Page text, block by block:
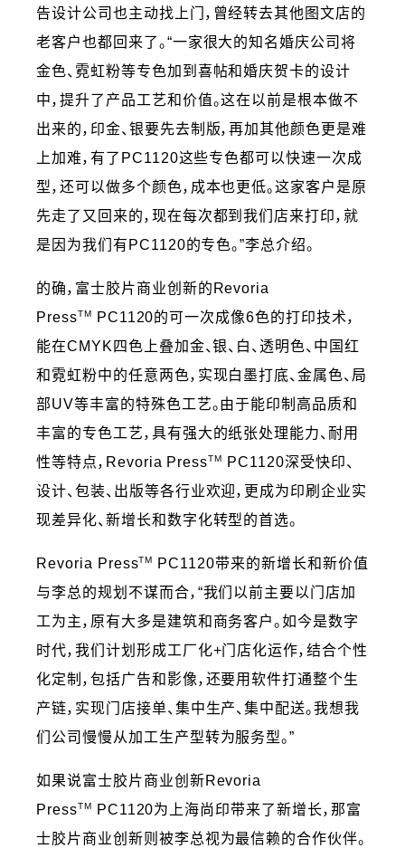
告设计公司也主动找上门，曾经转去其他图文店的
老客户也都回来了。“一家很大的知名婚庆公司将
金色、霓虹粉等专色加到喜帖和婚庆贺卡的设计
中，提升了产品工艺和价值。这在以前是根本做不
出来的，印金、银要先去制版，再加其他颜色更是难
上加难，有了PC1120这些专色都可以快速一次成
型，还可以做多个颜色，成本也更低。这家客户是原
先走了又回来的，现在每次都到我们店来打印，就
是因为我们有PC1120的专色。”李总介绍。
的确，富士胶片商业创新的Revoria
PressTM
PC1120的可一次成像6色的打印技术，
能在CMYK四色上叠加金、银、白、透明色、中国红
和霓虹粉中的任意两色，实现白墨打底、金属色、局
部UV等丰富的特殊色工艺。由于能印制高品质和
丰富的专色工艺，具有强大的纸张处理能力、耐用
性等特点，Revoria PressTM
PC1120深受快印、
设计、包装、出版等各行业欢迎，更成为印刷企业实
现差异化、新增长和数字化转型的首选。
Revoria PressTM
PC1120带来的新增长和新价值
与李总的规划不谋而合，“我们以前主要以门店加
工为主，原有大多是建筑和商务客户。如今是数字
时代，我们计划形成工厂化+门店化运作，结合个性
化定制，包括广告和影像，还要用软件打通整个生
产链，实现门店接单、集中生产、集中配送。我想我
们公司慢慢从加工生产型转为服务型。”
如果说富士胶片商业创新Revoria
PressTM
PC1120为上海尚印带来了新增长，那富
士胶片商业创新则被李总视为最信赖的合作伙伴。